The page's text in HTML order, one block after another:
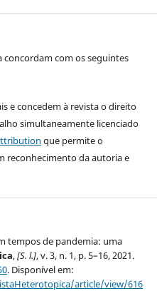
com os seguintes
e concedem à revista o direito
simultaneamente licenciado
que permite o
reconhecimento da autoria e
tempos de pandemia: uma
,[S. l.], v. 3, n. 1, p. 5–16, 2021.
. Disponível em:
article/view/616